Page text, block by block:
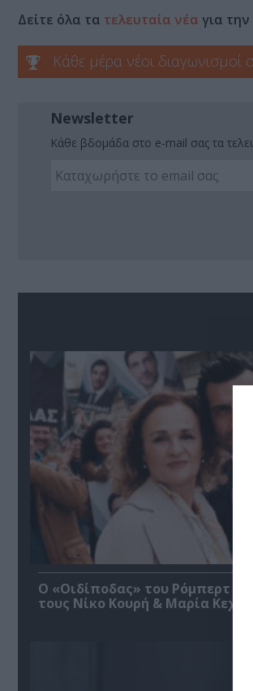
Δείτε όλα τα τελευταία νέα για
Κάθε μέρα νέοι
Newsletter
Κάθε βδομάδα στο e-mail σας τα
O «Οιδίποδας» του Ρόμπερτ
τους Νίκο Κουρή & Μαρία